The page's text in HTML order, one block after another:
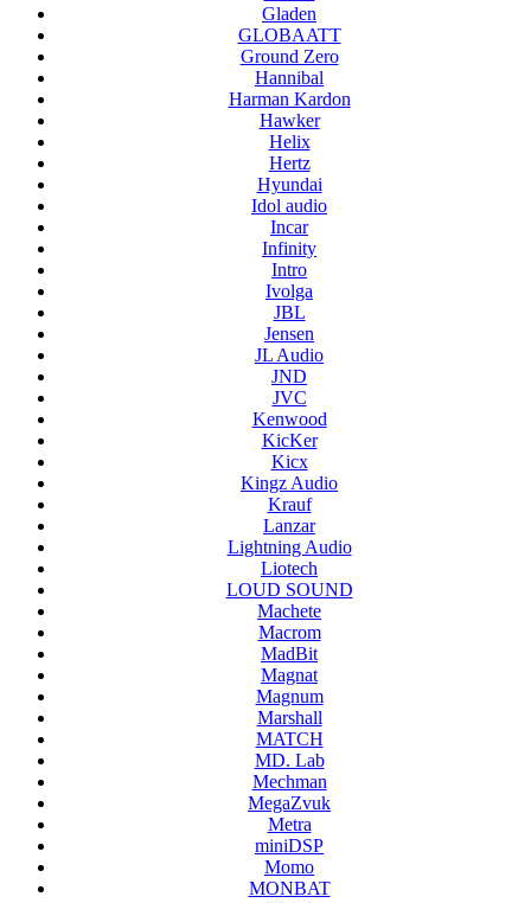
Gladen
GLOBAATT
Ground Zero
Hannibal
Harman Kardon
Hawker
Helix
Hertz
Hyundai
Idol audio
Incar
Infinity
Intro
Ivolga
JBL
Jensen
JL Audio
JND
JVC
Kenwood
KicKer
Kicx
Kingz Audio
Krauf
Lanzar
Lightning Audio
Liotech
LOUD SOUND
Machete
Macrom
MadBit
Magnat
Magnum
Marshall
MATCH
MD. Lab
Mechman
MegaZvuk
Metra
miniDSP
Momo
MONBAT